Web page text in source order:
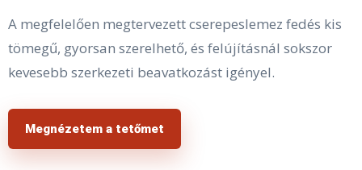
A megfelelően megtervezett cserepeslemez fedés kis
tömegű, gyorsan szerelhető, és felújításnál sokszor
kevesebb szerkezeti beavatkozást igényel.
Megnézetem a tetőmet